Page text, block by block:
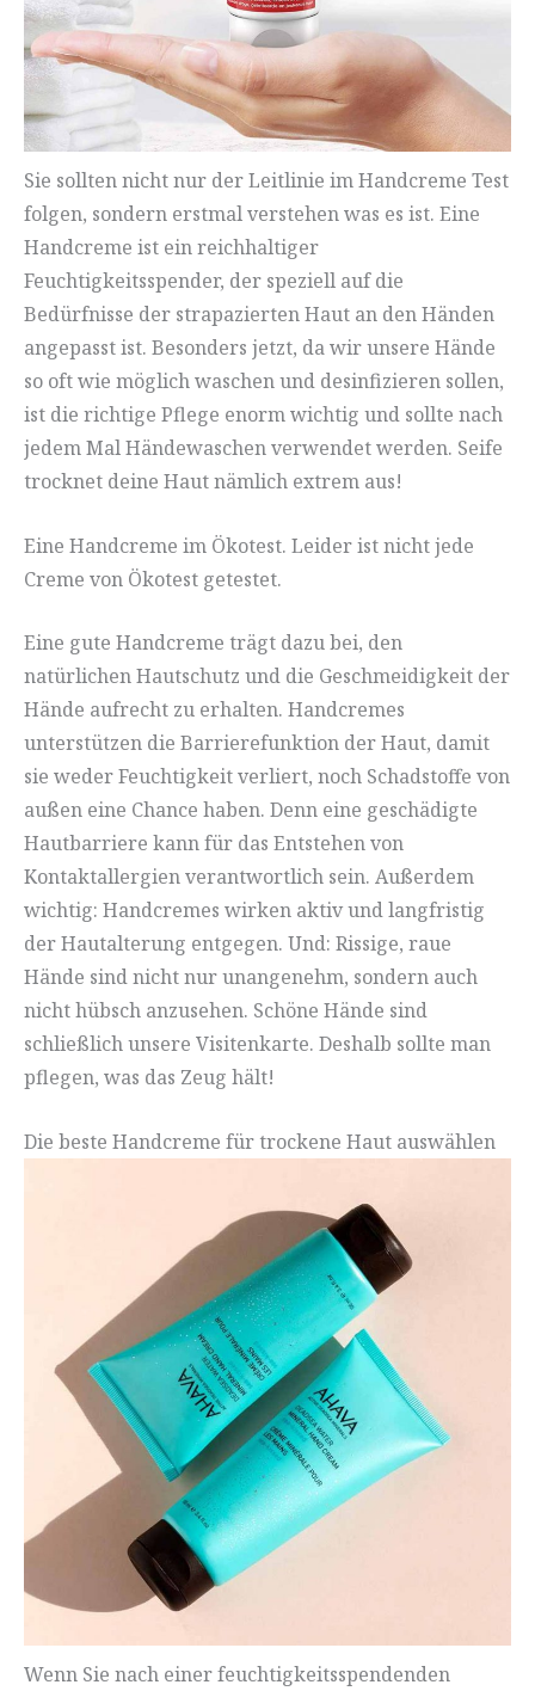
Sie sollten nicht nur der Leitlinie im Handcreme Test
folgen, sondern erstmal verstehen was es ist. Eine
Handcreme ist ein reichhaltiger
Feuchtigkeitsspender, der speziell auf die
Bedürfnisse der strapazierten Haut an den Händen
angepasst ist. Besonders jetzt, da wir unsere Hände
so oft wie möglich waschen und desinfizieren sollen,
ist die richtige Pflege enorm wichtig und sollte nach
jedem Mal Händewaschen verwendet werden. Seife
trocknet deine Haut nämlich extrem aus!
Eine Handcreme im Ökotest. Leider ist nicht jede
Creme von Ökotest getestet.
Eine gute Handcreme trägt dazu bei, den
natürlichen Hautschutz und die Geschmeidigkeit der
Hände aufrecht zu erhalten. Handcremes
unterstützen die Barrierefunktion der Haut, damit
sie weder Feuchtigkeit verliert, noch Schadstoffe von
außen eine Chance haben. Denn eine geschädigte
Hautbarriere kann für das Entstehen von
Kontaktallergien verantwortlich sein. Außerdem
wichtig: Handcremes wirken aktiv und langfristig
der Hautalterung entgegen. Und: Rissige, raue
Hände sind nicht nur unangenehm, sondern auch
nicht hübsch anzusehen. Schöne Hände sind
schließlich unsere Visitenkarte. Deshalb sollte man
pflegen, was das Zeug hält!
Die beste Handcreme für trockene Haut auswählen
Wenn Sie nach einer feuchtigkeitsspendenden